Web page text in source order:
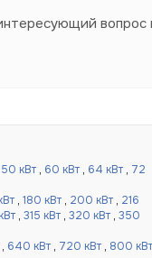
вопрос
50 кВт , 60 кВт , 64 кВт , 72
, 180 кВт , 200 кВт , 216
, 315 кВт , 320 кВт , 350
, 640 кВт , 720 кВт , 800 кВт